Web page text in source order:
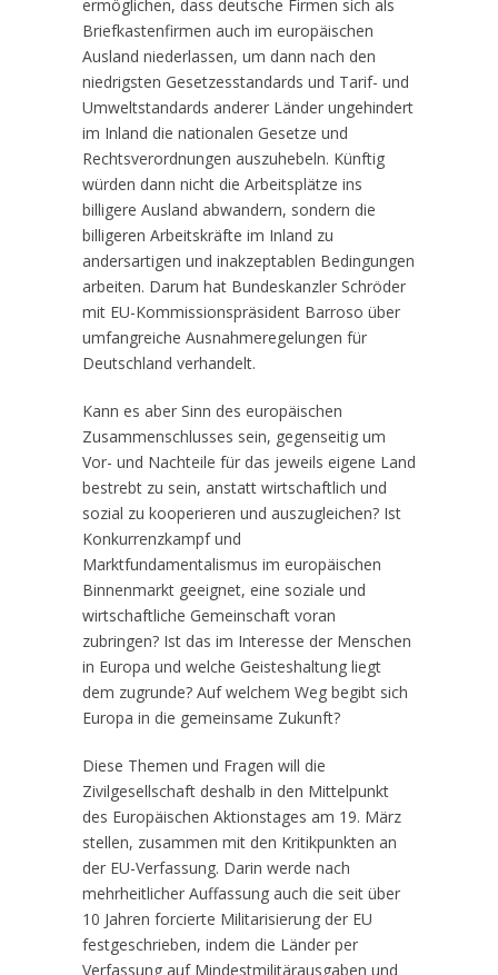
ermöglichen, dass deutsche Firmen sich als
Briefkastenfirmen auch im europäischen
Ausland niederlassen, um dann nach den
niedrigsten Gesetzesstandards und Tarif- und
Umweltstandards anderer Länder ungehindert
im Inland die nationalen Gesetze und
Rechtsverordnungen auszuhebeln. Künftig
würden dann nicht die Arbeitsplätze ins
billigere Ausland abwandern, sondern die
billigeren Arbeitskräfte im Inland zu
andersartigen und inakzeptablen Bedingungen
arbeiten. Darum hat Bundeskanzler Schröder
mit EU-Kommissionspräsident Barroso über
umfangreiche Ausnahmeregelungen für
Deutschland verhandelt.
Kann es aber Sinn des europäischen
Zusammenschlusses sein, gegenseitig um
Vor- und Nachteile für das jeweils eigene Land
bestrebt zu sein, anstatt wirtschaftlich und
sozial zu kooperieren und auszugleichen? Ist
Konkurrenzkampf und
Marktfundamentalismus im europäischen
Binnenmarkt geeignet, eine soziale und
wirtschaftliche Gemeinschaft voran
zubringen? Ist das im Interesse der Menschen
in Europa und welche Geisteshaltung liegt
dem zugrunde? Auf welchem Weg begibt sich
Europa in die gemeinsame Zukunft?
Diese Themen und Fragen will die
Zivilgesellschaft deshalb in den Mittelpunkt
des Europäischen Aktionstages am 19. März
stellen, zusammen mit den Kritikpunkten an
der EU-Verfassung. Darin werde nach
mehrheitlicher Auffassung auch die seit über
10 Jahren forcierte Militarisierung der EU
festgeschrieben, indem die Länder per
Verfassung auf Mindestmilitärausgaben und